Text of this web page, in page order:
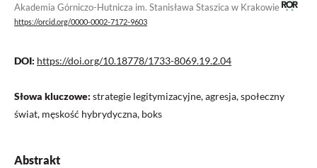
Akademia Górniczo-Hutnicza im. Stanisława Staszica w Krakowie
https://orcid.org/0000-0002-7172-9603
DOI: https://doi.org/10.18778/1733-8069.19.2.04
Słowa kluczowe: strategie legitymizacyjne, agresja, społeczny
świat, męskość hybrydyczna, boks
Abstrakt